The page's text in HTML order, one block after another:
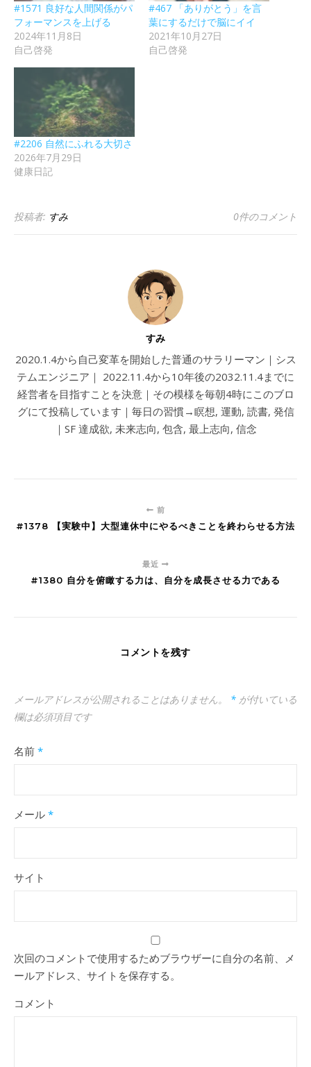
#1571 良好な人間関係がパ
フォーマンスを上げる
2024年11月8日
自己啓発
#467 「ありがとう」を言
葉にするだけで脳にイイ
2021年10月27日
自己啓発
#2206 自然にふれる大切さ
2026年7月29日
健康日記
投稿者: すみ 0件のコメント
すみ
2020.1.4から自己変革を開始した普通のサラリーマン｜シス
テムエンジニア｜ 2022.11.4から10年後の2032.11.4までに
経営者を目指すことを決意｜その模様を毎朝4時にこのブロ
グにて投稿しています｜毎日の習慣→瞑想, 運動, 読書, 発信
｜SF 達成欲, 未来志向, 包含, 最上志向, 信念
前
#1378 【実験中】大型連休中にやるべきことを終わらせる方法
最近
#1380 自分を俯瞰する力は、自分を成長させる力である
コメントを残す
メールアドレスが公開されることはありません。 * が付いている
欄は必須項目です
名前 *
メール *
サイト
次回のコメントで使用するためブラウザーに自分の名前、メ
ールアドレス、サイトを保存する。
コメント